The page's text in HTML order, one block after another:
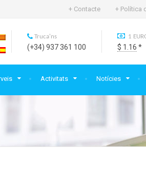
+ Contacte + Política
Activitats Notícies
Truca'ns
(+34) 937 361 100
1
$ 1.16 *